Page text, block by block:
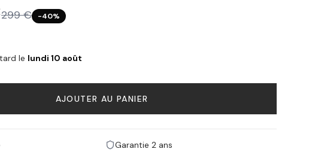
299 € −40%
le lundi 10 août
AJOUTER AU PANIER
Garantie 2 ans